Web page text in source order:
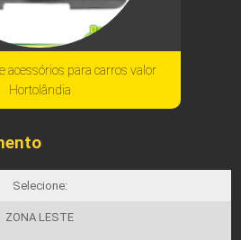
acessórios para carros valor
Hortolândia
Selecione:
ZONA LESTE